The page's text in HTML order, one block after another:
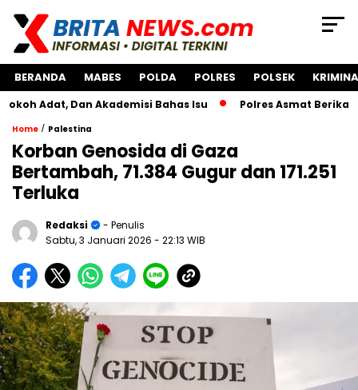
BERANDA MABES POLDA POLRES POLSEK
Dan Akademisi Bahas Isu Polres Asmat Berikan Bantuan
Home / Palestina
Korban Genosida di Gaza
Bertambah, 71.384 Gugur dan 171.251
Terluka
Redaksi
- Penulis
Sabtu, 3 Januari 2026 - 22:13 WIB